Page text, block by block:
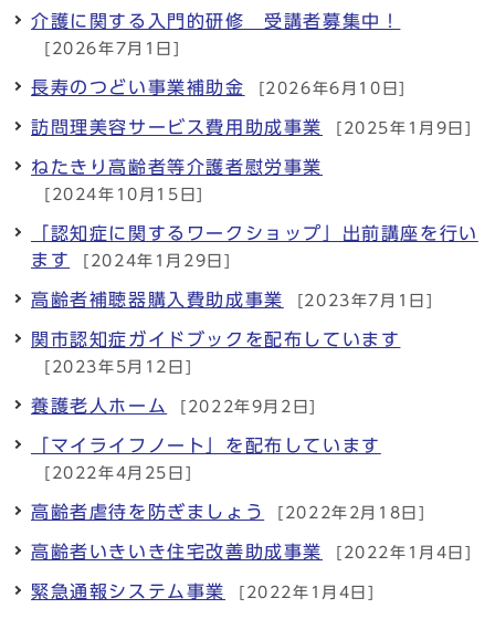
介護に関する入門的研修 受講者募集中！
[2026年7月1日]
長寿のつどい事業補助金 [2026年6月10日]
訪問理美容サービス費用助成事業 [2025年1月9日]
ねたきり高齢者等介護者慰労事業
[2024年10月15日]
「認知症に関するワークショップ」出前講座を行い
ます
[2024年1月29日]
高齢者補聴器購入費助成事業 [2023年7月1日]
関市認知症ガイドブックを配布しています
[2023年5月12日]
養護老人ホーム [2022年9月2日]
「マイライフノート」を配布しています
[2022年4月25日]
高齢者虐待を防ぎましょう [2022年2月18日]
高齢者いきいき住宅改善助成事業 [2022年1月4日]
緊急通報システム事業 [2022年1月4日]